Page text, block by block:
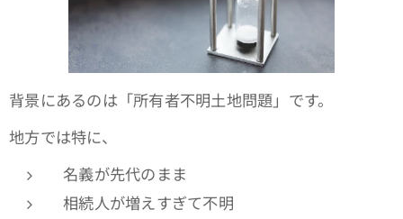
背景にあるのは「所有者不明土地問題」です。
地方では特に、
名義が先代のまま
相続人が増えすぎて不明